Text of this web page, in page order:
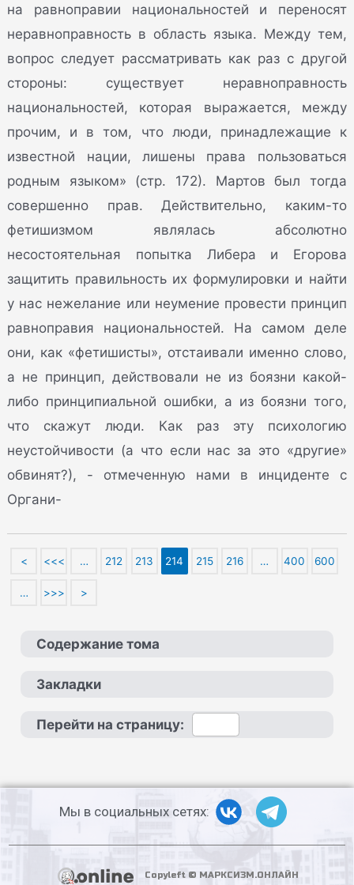
на равноправии национальностей и переносят
неравноправность в область языка. Между тем,
вопрос следует рассматривать как раз с другой
стороны: существует неравноправность
национальностей, которая выражается, между
прочим, и в том, что люди, принадлежащие к
известной нации, лишены права пользоваться
родным языком» (стр. 172). Мартов был тогда
совершенно прав. Действительно, каким-то
фетишизмом являлась абсолютно
несостоятельная попытка Либера и Егорова
защитить правильность их формулировки и найти
у нас нежелание или неумение провести принцип
равноправия национальностей. На самом деле
они, как «фетишисты», отстаивали именно слово,
а не принцип, действовали не из боязни какой-
либо принципиальной ошибки, а из боязни того,
что скажут люди. Как раз эту психологию
неустойчивости (а что если нас за это «другие»
обвинят?), - отмеченную нами в инциденте с
Органи-
< <<< … 212 213 214 215 216 … 400 600
… >>> >
Содержание тома
Закладки
Перейти на страницу:
Мы в социальных сетях:
Copyleft © МАРКСИЗМ.ОНЛАЙН